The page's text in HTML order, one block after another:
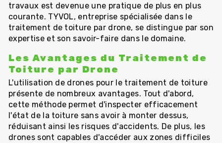
travaux est devenue une pratique de plus en plus
courante. TYVOL, entreprise spécialisée dans le
traitement de toiture par drone, se distingue par son
expertise et son savoir-faire dans le domaine.
Les Avantages du Traitement de
Toiture par Drone
L'utilisation de drones pour le traitement de toiture
présente de nombreux avantages. Tout d'abord,
cette méthode permet d'inspecter efficacement
l'état de la toiture sans avoir à monter dessus,
réduisant ainsi les risques d'accidents. De plus, les
drones sont capables d'accéder aux zones difficiles